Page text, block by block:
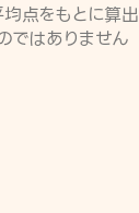
点をもとに算出
ではありません